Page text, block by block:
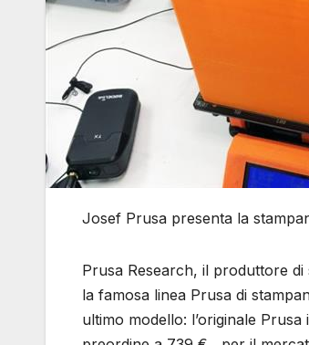
Josef Prusa presenta la
Prusa Research, il produttore
la famosa linea Prusa di
ultimo modello: l’originale